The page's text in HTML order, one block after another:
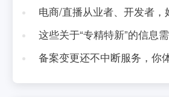
电商/直播从业者、开发者，
这些关于“专精特新”的信息
备案变更还不中断服务，你